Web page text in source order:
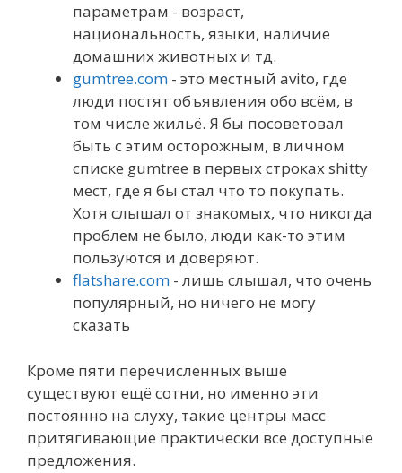
параметрам - возраст,
национальность, языки, наличие
домашних животных и тд.
gumtree.com - это местный avito, где
люди постят объявления обо всём, в
том числе жильё. Я бы посоветовал
быть с этим осторожным, в личном
списке gumtree в первых строках shitty
мест, где я бы стал что то покупать.
Хотя слышал от знакомых, что никогда
проблем не было, люди как-то этим
пользуются и доверяют.
flatshare.com - лишь слышал, что очень
популярный, но ничего не могу
сказать
Кроме пяти перечисленных выше
существуют ещё сотни, но именно эти
постоянно на слуху, такие центры масс
притягивающие практически все доступные
предложения.